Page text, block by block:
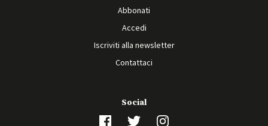
Abbonati
Accedi
Iscriviti alla newsletter
Contattaci
Social